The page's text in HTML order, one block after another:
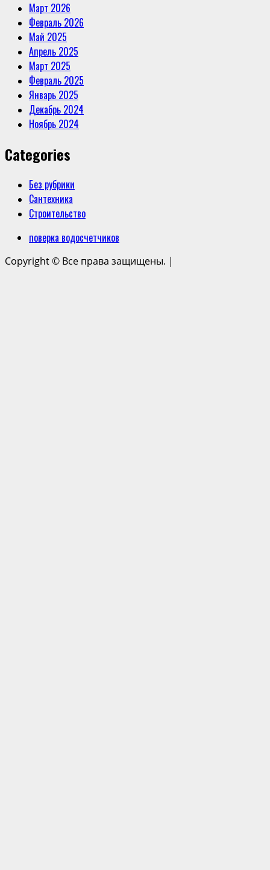
Март 2026
Февраль 2026
Май 2025
Апрель 2025
Март 2025
Февраль 2025
Январь 2025
Декабрь 2024
Ноябрь 2024
Categories
Без рубрики
Сантехника
Строительство
поверка водосчетчиков
Copyright © Все права защищены. |